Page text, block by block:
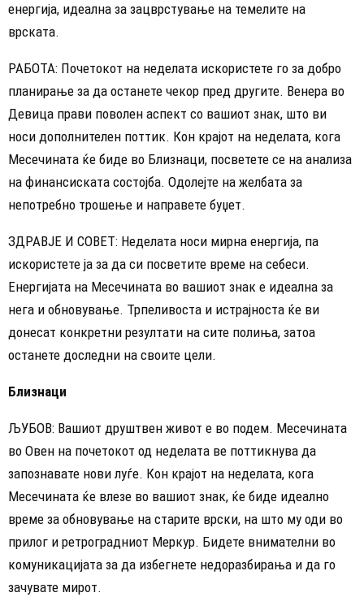
енергија, идеална за зацврстување на темелите на
врската.
РАБОТА: Почетокот на неделата искористете го за добро
планирање за да останете чекор пред другите. Венера во
Девица прави поволен аспект со вашиот знак, што ви
носи дополнителен поттик. Кон крајот на неделата, кога
Месечината ќе биде во Близнаци, посветете се на анализа
на финансиската состојба. Одолејте на желбата за
непотребно трошење и направете буџет.
ЗДРАВЈЕ И СОВЕТ: Неделата носи мирна енергија, па
искористете ја за да си посветите време на себеси.
Енергијата на Месечината во вашиот знак е идеална за
нега и обновување. Трпеливоста и истрајноста ќе ви
донесат конкретни резултати на сите полиња, затоа
останете доследни на своите цели.
Близнаци
ЉУБОВ: Вашиот друштвен живот е во подем. Месечината
во Овен на почетокот од неделата ве поттикнува да
запознавате нови луѓе. Кон крајот на неделата, кога
Месечината ќе влезе во вашиот знак, ќе биде идеално
време за обновување на старите врски, на што му оди во
прилог и ретроградниот Меркур. Бидете внимателни во
комуникацијата за да избегнете недоразбирања и да го
зачувате мирот.